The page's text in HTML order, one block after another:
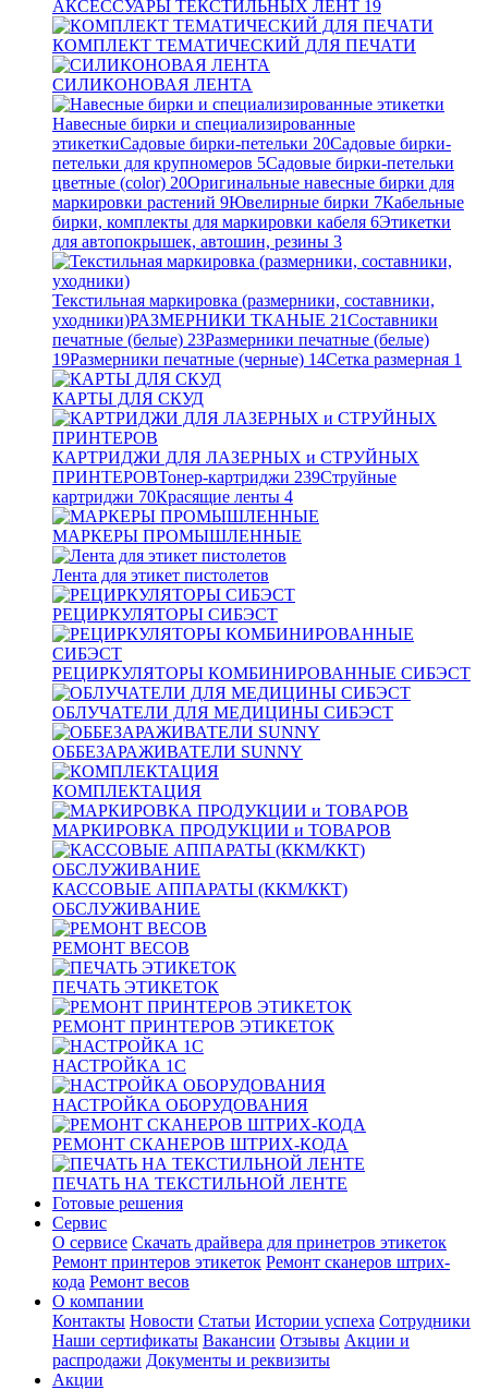
АКСЕССУАРЫ ТЕКСТИЛЬНЫХ ЛЕНТ 19
КОМПЛЕКТ ТЕМАТИЧЕСКИЙ ДЛЯ ПЕЧАТИ
СИЛИКОНОВАЯ ЛЕНТА
Навесные бирки и специализированные
этикеткиСадовые бирки-петельки 20Садовые бирки-
петельки для крупномеров 5Садовые бирки-петельки
цветные (color) 20Оригинальные навесные бирки для
маркировки растений 9Ювелирные бирки 7Кабельные
бирки, комплекты для маркировки кабеля 6Этикетки
для автопокрышек, автошин, резины 3
Текстильная маркировка (размерники, составники,
уходники)РАЗМЕРНИКИ ТКАНЫЕ 21Составники
печатные (белые) 23Размерники печатные (белые)
19Размерники печатные (черные) 14Сетка размерная 1
КАРТЫ ДЛЯ СКУД
КАРТРИДЖИ ДЛЯ ЛАЗЕРНЫХ и СТРУЙНЫХ
ПРИНТЕРОВТонер-картриджи 239Струйные
картриджи 70Красящие ленты 4
МАРКЕРЫ ПРОМЫШЛЕННЫЕ
Лента для этикет пистолетов
РЕЦИРКУЛЯТОРЫ СИБЭСТ
РЕЦИРКУЛЯТОРЫ КОМБИНИРОВАННЫЕ СИБЭСТ
ОБЛУЧАТЕЛИ ДЛЯ МЕДИЦИНЫ СИБЭСТ
ОББЕЗАРАЖИВАТЕЛИ SUNNY
КОМПЛЕКТАЦИЯ
МАРКИРОВКА ПРОДУКЦИИ и ТОВАРОВ
КАССОВЫЕ АППАРАТЫ (ККМ/ККТ)
ОБСЛУЖИВАНИЕ
РЕМОНТ ВЕСОВ
ПЕЧАТЬ ЭТИКЕТОК
РЕМОНТ ПРИНТЕРОВ ЭТИКЕТОК
НАСТРОЙКА 1С
НАСТРОЙКА ОБОРУДОВАНИЯ
РЕМОНТ СКАНЕРОВ ШТРИХ-КОДА
ПЕЧАТЬ НА ТЕКСТИЛЬНОЙ ЛЕНТЕ
Готовые решения
Сервис
О сервисе Скачать драйвера для принетров этикеток
Ремонт принтеров этикеток Ремонт сканеров штрих-
кода Ремонт весов
О компании
Контакты Новости Статьи Истории успеха Сотрудники
Наши сертификаты Вакансии Отзывы Акции и
распродажи Документы и реквизиты
Акции